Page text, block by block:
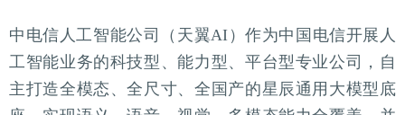
中电信人工智能公司（天翼AI）作为中国电信开展人
工智能业务的科技型、能力型、平台型专业公司，自
主打造全模态、全尺寸、全国产的星辰通用大模型底